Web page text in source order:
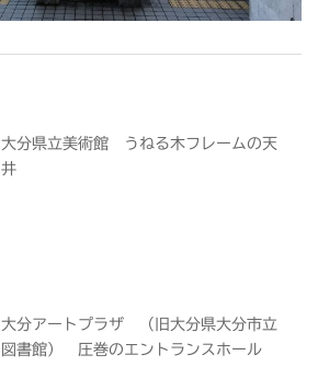
大分県立美術館 うねる木フレームの天
井
大分アートプラザ （旧大分県大分市立
図書館） 圧巻のエントランスホール